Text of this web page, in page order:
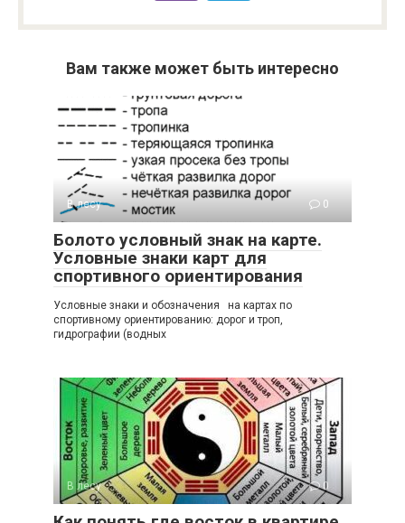
Вам также может быть интересно
В лесу 0
Болото условный знак на карте.
Условные знаки карт для
спортивного ориентирования
Условные знаки и обозначения на картах по
спортивному ориентированию: дорог и троп,
гидрографии (водных
В лесу 0